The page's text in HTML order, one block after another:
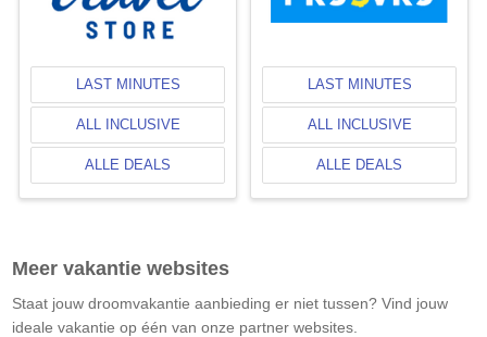
LAST MINUTES
ALL INCLUSIVE
ALLE DEALS
LAST MINUTES
ALL INCLUSIVE
ALLE DEALS
Meer vakantie websites
Staat jouw droomvakantie aanbieding er niet tussen? Vind jouw
ideale vakantie op één van onze partner websites.